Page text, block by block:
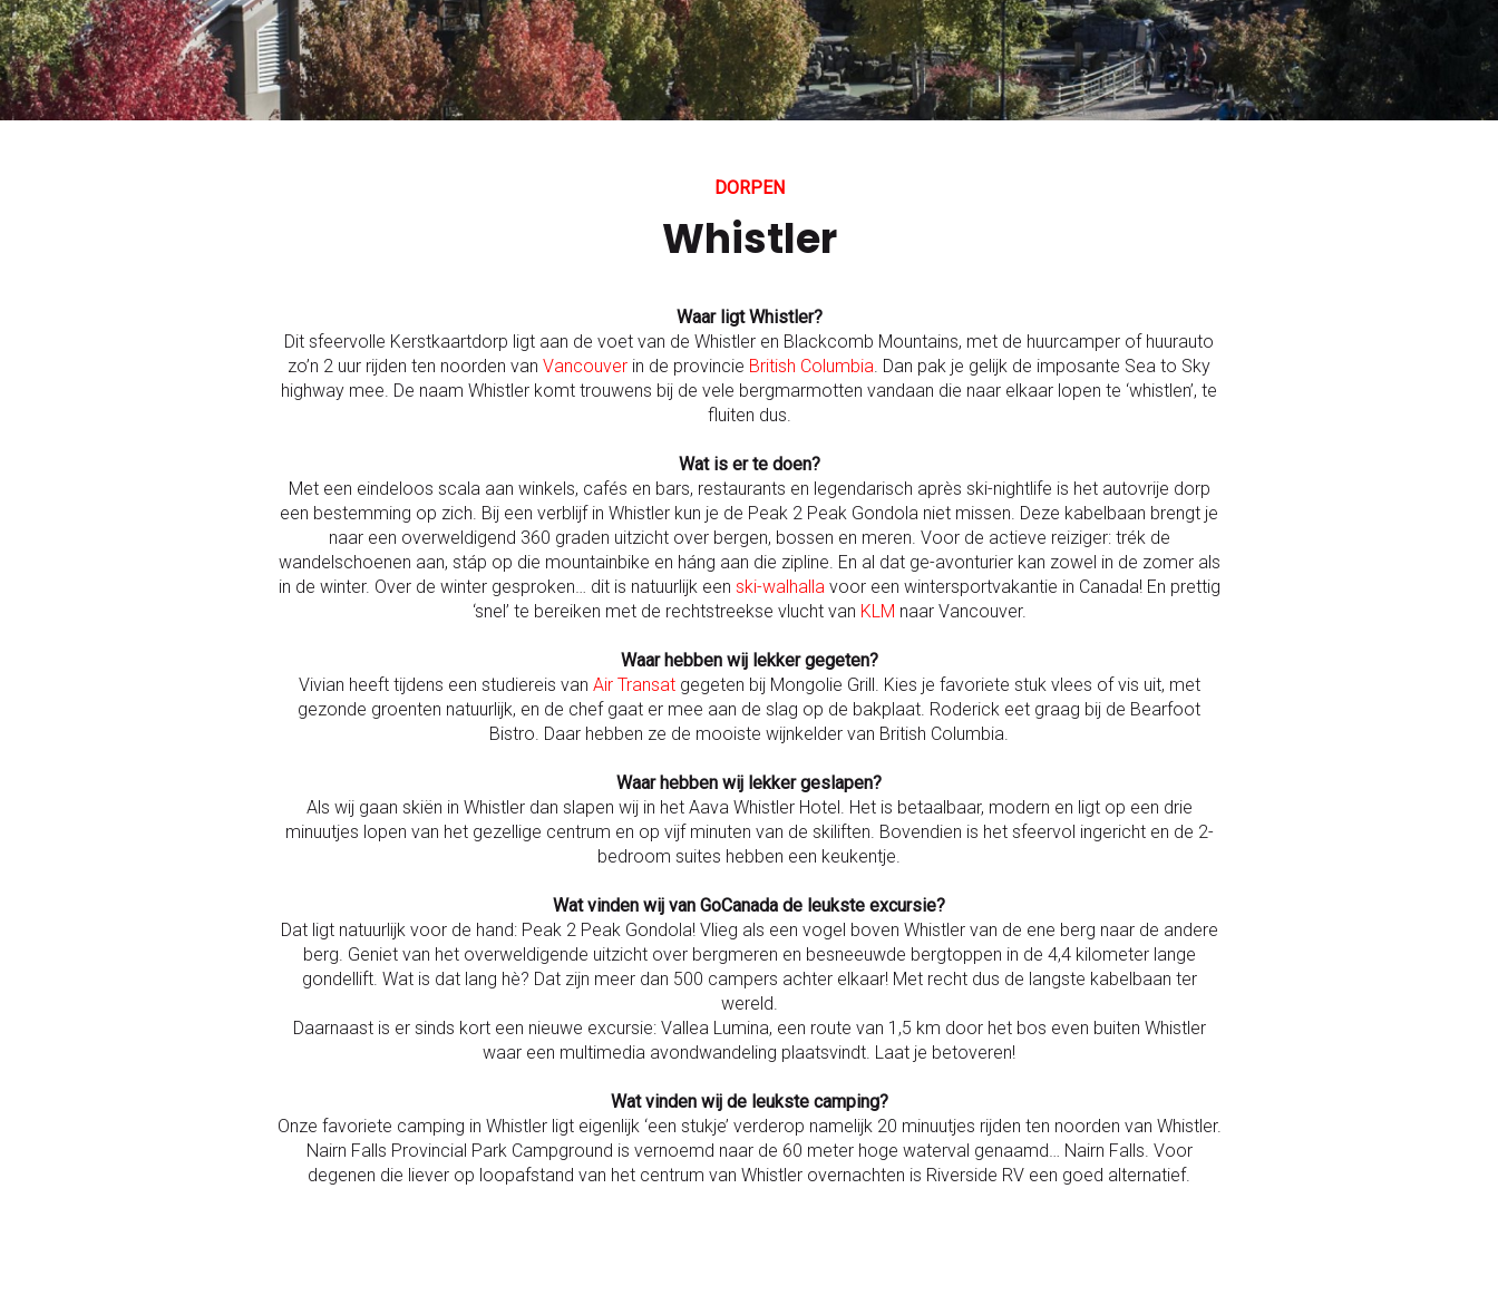
DORPEN
Whistler
Waar ligt Whistler?
Dit sfeervolle Kerstkaartdorp ligt aan de voet van de Whistler en Blackcomb Mountains, met de huurcamper of huurauto
zo’n 2 uur rijden ten noorden van Vancouver in de provincie British Columbia. Dan pak je gelijk de imposante Sea to Sky
highway mee. De naam Whistler komt trouwens bij de vele bergmarmotten vandaan die naar elkaar lopen te ‘whistlen’, te
fluiten dus.
Wat is er te doen?
Met een eindeloos scala aan winkels, cafés en bars, restaurants en legendarisch après ski-nightlife is het autovrije dorp
een bestemming op zich. Bij een verblijf in Whistler kun je de Peak 2 Peak Gondola niet missen. Deze kabelbaan brengt je
naar een overweldigend 360 graden uitzicht over bergen, bossen en meren. Voor de actieve reiziger: trék de
wandelschoenen aan, stáp op die mountainbike en háng aan die zipline. En al dat ge-avonturier kan zowel in de zomer als
in de winter. Over de winter gesproken… dit is natuurlijk een ski-walhallavoor een wintersportvakantie in Canada! En prettig
‘snel’ te bereiken met de rechtstreekse vlucht van KLM naar Vancouver.
Waar hebben wij lekker gegeten?
Vivian heeft tijdens een studiereis van Air Transatgegeten bij Mongolie Grill. Kies je favoriete stuk vlees of vis uit, met
gezonde groenten natuurlijk, en de chef gaat er mee aan de slag op de bakplaat. Roderick eet graag bij de Bearfoot
Bistro. Daar hebben ze de mooiste wijnkelder van British Columbia.
Waar hebben wij lekker geslapen?
Als wij gaan skiën in Whistler dan slapen wij in het Aava Whistler Hotel. Het is betaalbaar, modern en ligt op een drie
minuutjes lopen van het gezellige centrum en op vijf minuten van de skiliften. Bovendien is het sfeervol ingericht en de 2-
bedroom suites hebben een keukentje.
Wat vinden wij van GoCanada de leukste excursie?
Dat ligt natuurlijk voor de hand: Peak 2 Peak Gondola! Vlieg als een vogel boven Whistler van de ene berg naar de andere
berg. Geniet van het overweldigende uitzicht over bergmeren en besneeuwde bergtoppen in de 4,4 kilometer lange
gondellift. Wat is dat lang hè? Dat zijn meer dan 500 campers achter elkaar! Met recht dus de langste kabelbaan ter
wereld.
Daarnaast is er sinds kort een nieuwe excursie: Vallea Lumina, een route van 1,5 km door het bos even buiten Whistler
waar een multimedia avondwandeling plaatsvindt. Laat je betoveren!
Wat vinden wij de leukste camping?
Onze favoriete camping in Whistler ligt eigenlijk ‘een stukje’ verderop namelijk 20 minuutjes rijden ten noorden van Whistler.
Nairn Falls Provincial Park Campground is vernoemd naar de 60 meter hoge waterval genaamd… Nairn Falls. Voor
degenen die liever op loopafstand van het centrum van Whistler overnachten is Riverside RV een goed alternatief.